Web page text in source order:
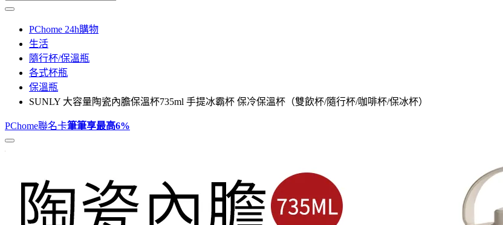
PChome 24h購物
生活
隨行杯/保溫瓶
各式杯瓶
保溫瓶
SUNLY 大容量陶瓷內膽保溫杯735ml 手提冰霸杯 保冷保溫杯（雙飲杯/隨行杯/咖啡杯/保冰杯）
PChome聯名卡筆筆享最高6%